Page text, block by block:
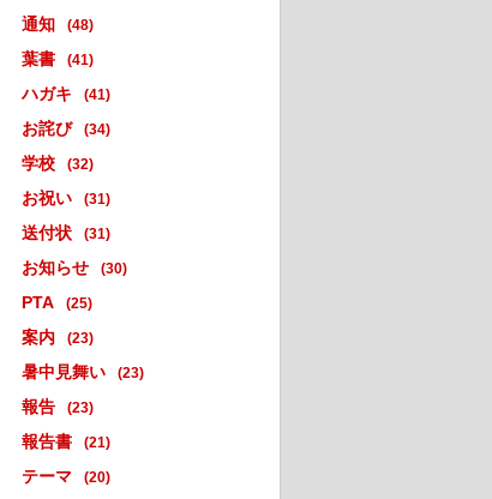
通知 (48)
葉書 (41)
ハガキ (41)
お詫び (34)
学校 (32)
お祝い (31)
送付状 (31)
お知らせ (30)
PTA (25)
案内 (23)
暑中見舞い (23)
報告 (23)
報告書 (21)
テーマ (20)